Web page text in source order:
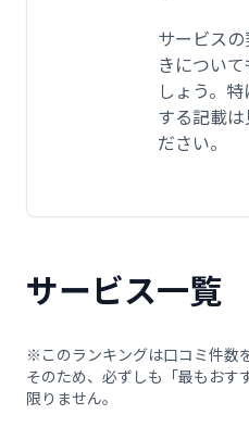
サービス
きについ
しょう。
する記載
ださい。
サービス一覧
※このランキングは口コミ件数
そのため、必ずしも「最もおす
限りません。